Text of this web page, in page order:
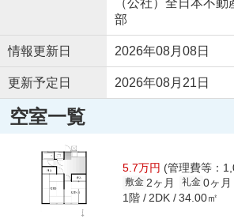
（公社）全日本不
部
情報更新日 2026年08月08日
更新予定日 2026年08月21日
空室一覧
5.7万円 (管理費等：
敷金 2ヶ月 礼金 0ヶ月
1階 2DK 34.00㎡